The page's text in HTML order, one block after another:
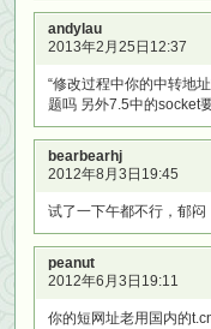
andylau
2013年2月25日12:37
“修改过程中你的中转地
题吗 另外7.5中的socket
bearbearhj
2012年8月3日19:45
试了一下午都不行，郁闷
peanut
2012年6月3日19:11
你的短网址老用国内的